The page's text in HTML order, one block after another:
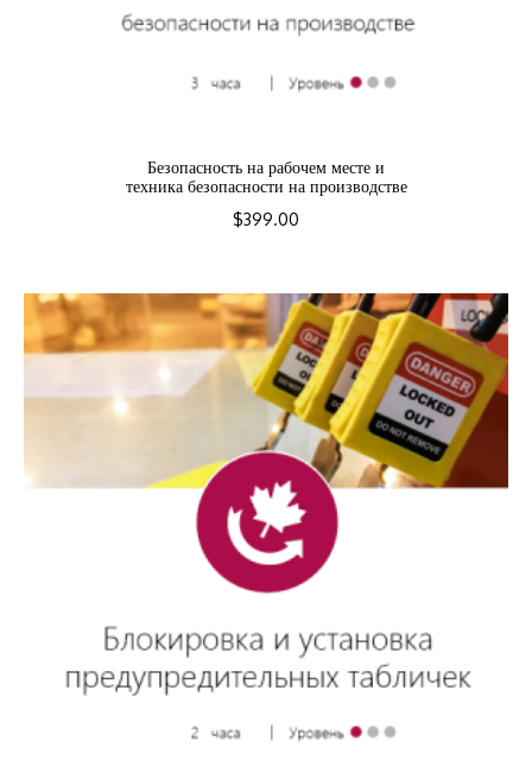
Безопасность на рабочем месте и
техника безопасности на производстве
$399.00